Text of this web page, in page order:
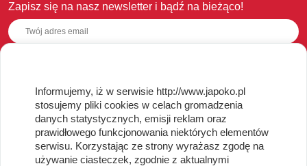
Zapisz się na nasz newsletter i bądź na bieżąco!
OBSŁUGA KLIENTA
Regulamin i Polityka Cookies
Dostawa, Reklamacje i Zwroty
Metody płatności
Standardy jakości i bezpieczeństwa
Informujemy, iż w serwisie http://www.japoko.pl
stosujemy pliki cookies w celach gromadzenia
danych statystycznych, emisji reklam oraz
prawidłowego funkcjonowania niektórych elementów
serwisu. Korzystając ze strony wyrażasz zgodę na
używanie ciasteczek, zgodnie z aktualnymi